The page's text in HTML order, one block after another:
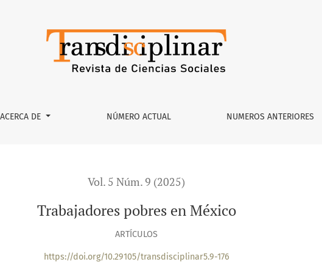
ACERCA DE NÚMERO ACTUAL NUMEROS ANTERIORES
Vol. 5 Núm. 9 (2025)
Trabajadores pobres en México
ARTÍCULOS
https://doi.org/10.29105/transdisciplinar5.9-176